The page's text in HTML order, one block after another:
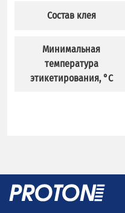
Состав клея
Минимальная
температура
этикетирования, °C